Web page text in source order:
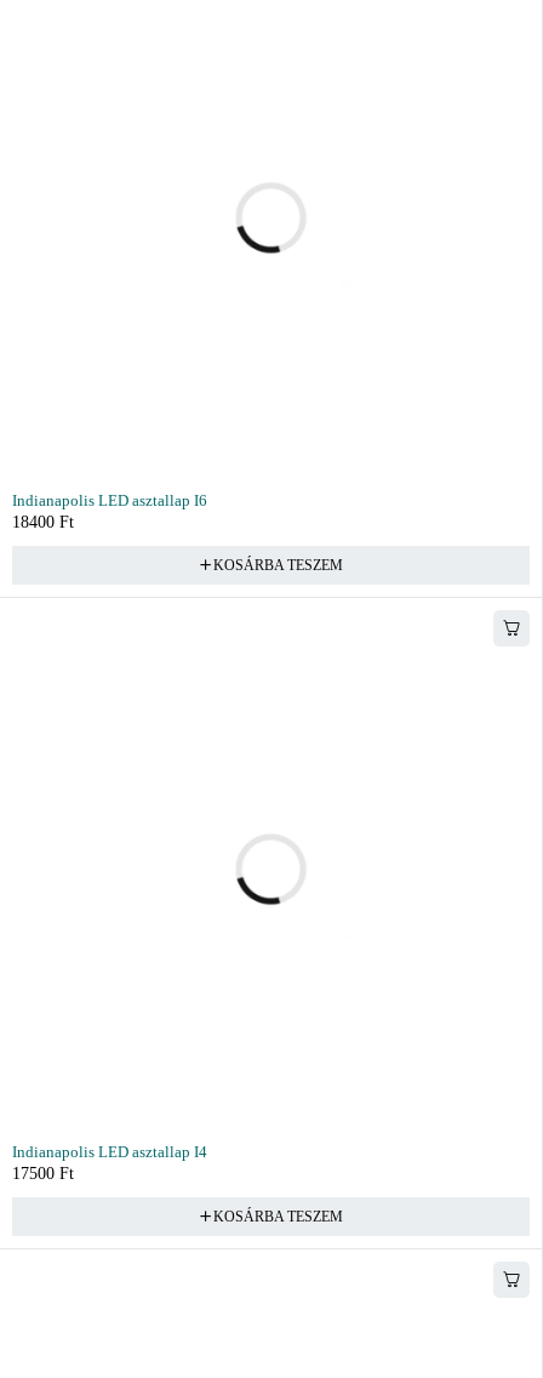
Indianapolis LED asztallap I6
18400 Ft
KOSÁRBA TESZEM
Indianapolis LED asztallap I4
17500 Ft
KOSÁRBA TESZEM